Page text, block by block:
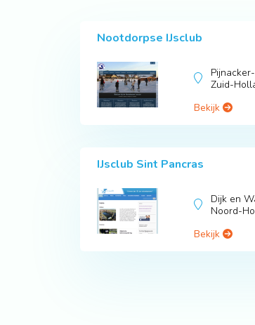
Nootdorpse IJsclub
Zuid-
Bekijk
IJsclub Sint Pancras
Dijk en
Noord-
Bekijk